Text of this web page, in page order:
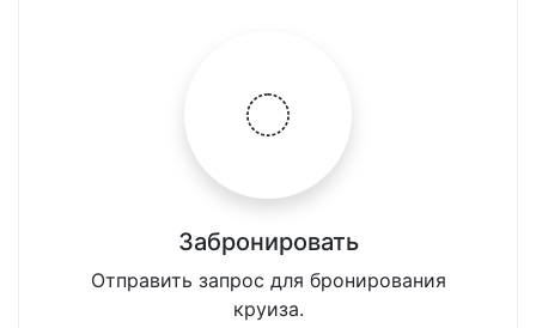
Забронировать
Отправить запрос для бронирования
круиза.